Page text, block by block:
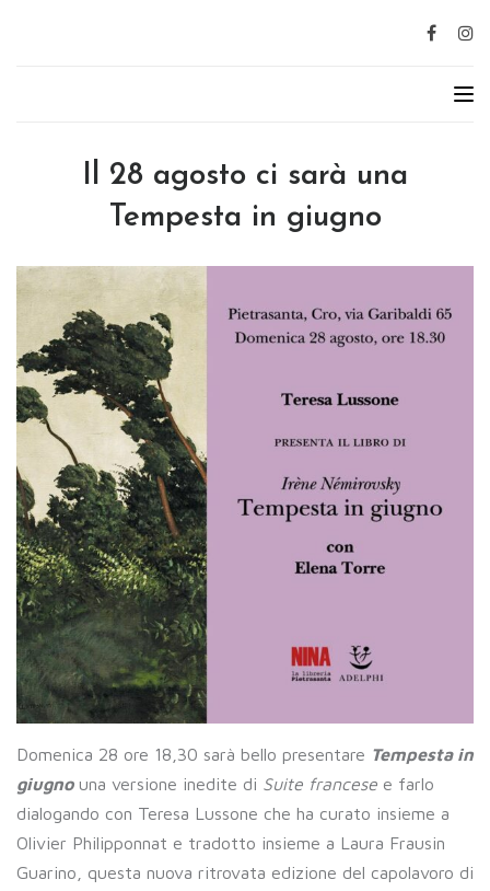
Il 28 agosto ci sarà una
Tempesta in giugno
Domenica 28 ore 18,30 sarà bello presentare Tempesta in
giugnouna versione inedite di Suite francese e farlo
dialogando con Teresa Lussone che ha curato insieme a
Olivier Philipponnat e tradotto insieme a Laura Frausin
Guarino, questa nuova ritrovata edizione del capolavoro di